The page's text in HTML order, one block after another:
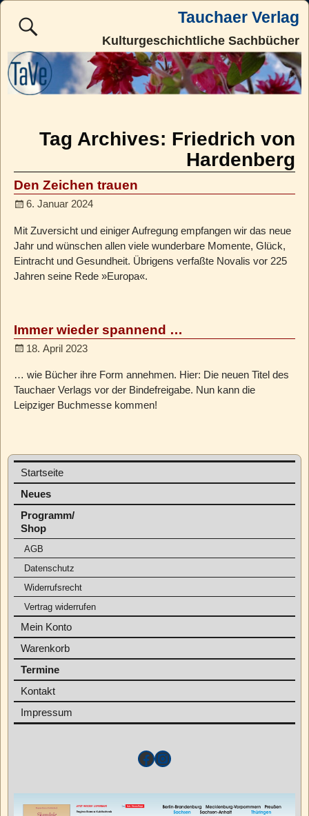
Tauchaer Verlag
Kulturgeschichtliche Sachbücher
Tag Archives: Friedrich von
Hardenberg
Den Zeichen trauen
6. Januar 2024
Mit Zuversicht und einiger Aufregung empfangen wir das neue
Jahr und wünschen allen viele wunderbare Momente, Glück,
Eintracht und Gesundheit. Übrigens verfaßte Novalis vor 225
Jahren seine Rede »Europa«.
Immer wieder spannend …
18. April 2023
… wie Bücher ihre Form annehmen. Hier: Die neuen Titel des
Tauchaer Verlags vor der Bindefreigabe. Nun kann die
Leipziger Buchmesse kommen!
Startseite
Neues
Programm/
Shop
AGB
Datenschutz
Widerrufsrecht
Vertrag widerrufen
Mein Konto
Warenkorb
Termine
Kontakt
Impressum